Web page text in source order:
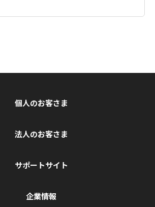
個人のお客さま
法人のお客さま
サポートサイト
企業情報